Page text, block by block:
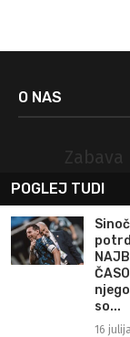
O NAS
Iščete
vsebine in
od naše
ki vas
POGLEJ TUDI
so...
16